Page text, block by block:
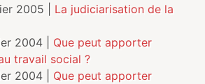
2005 | La judiciarisation de la
2004 | Que peut apporter
travail social ?
2004 | Que peut apporter